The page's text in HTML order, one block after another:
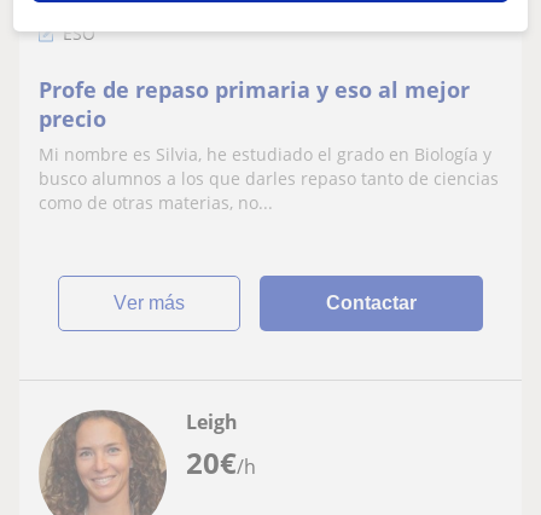
ESO
Profe de repaso primaria y eso al mejor
precio
Mi nombre es Silvia, he estudiado el grado en Biología y
busco alumnos a los que darles repaso tanto de ciencias
como de otras materias, no...
ver más Contactar
20€/h
Leigh